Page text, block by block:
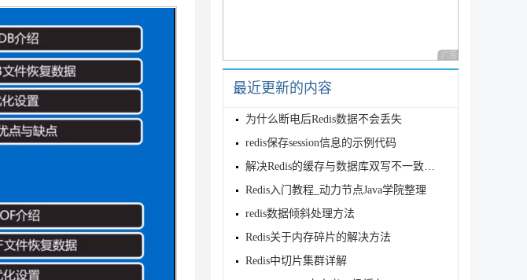
广告 商业广告，理性
最近更新的内容
为什么断电后Redis数据不会丢失
redis保存session信息的示例代码
解决Redis的缓存与数据库双写不一致问题
Redis入门教程_动力节点Java学院整理
redis数据倾斜处理方法
Redis关于内存碎片的解决方法
Redis中切片集群详解